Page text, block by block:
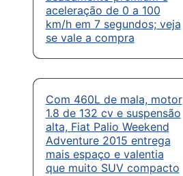
aceleração de 0 a 100
km/h em 7 segundos; veja
se vale a compra
Com 460L de mala, motor
1.8 de 132 cv e suspensão
alta, Fiat Palio Weekend
Adventure 2015 entrega
mais espaço e valentia
que muito SUV compacto